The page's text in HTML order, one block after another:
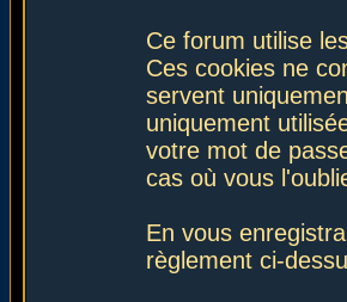
Ce forum utilise
Ces cookies ne
servent
uniquement
votre mot de
cas où vous
En vous
règlement ci-